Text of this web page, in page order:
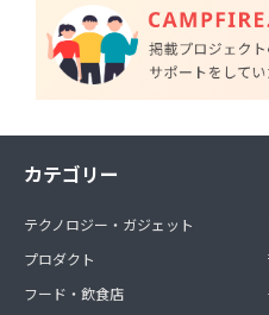
カテゴリー
テクノロジー・ガジェット
プロダクト
フード・飲食店